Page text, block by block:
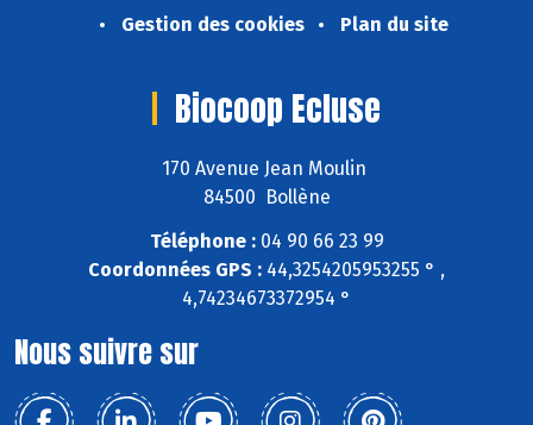
Gestion des cookies
Plan du site
Biocoop Ecluse
170 Avenue Jean Moulin
84500 Bollène
Téléphone :04 90 66 23 99
Coordonnées GPS : 44,3254205953255 ° ,
4,74234673372954 °
Nous suivre sur